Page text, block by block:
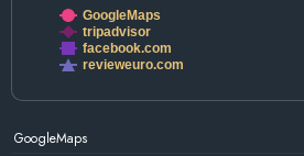
GoogleMaps
tripadvisor
facebook.com
revieweuro.com
GoogleMaps